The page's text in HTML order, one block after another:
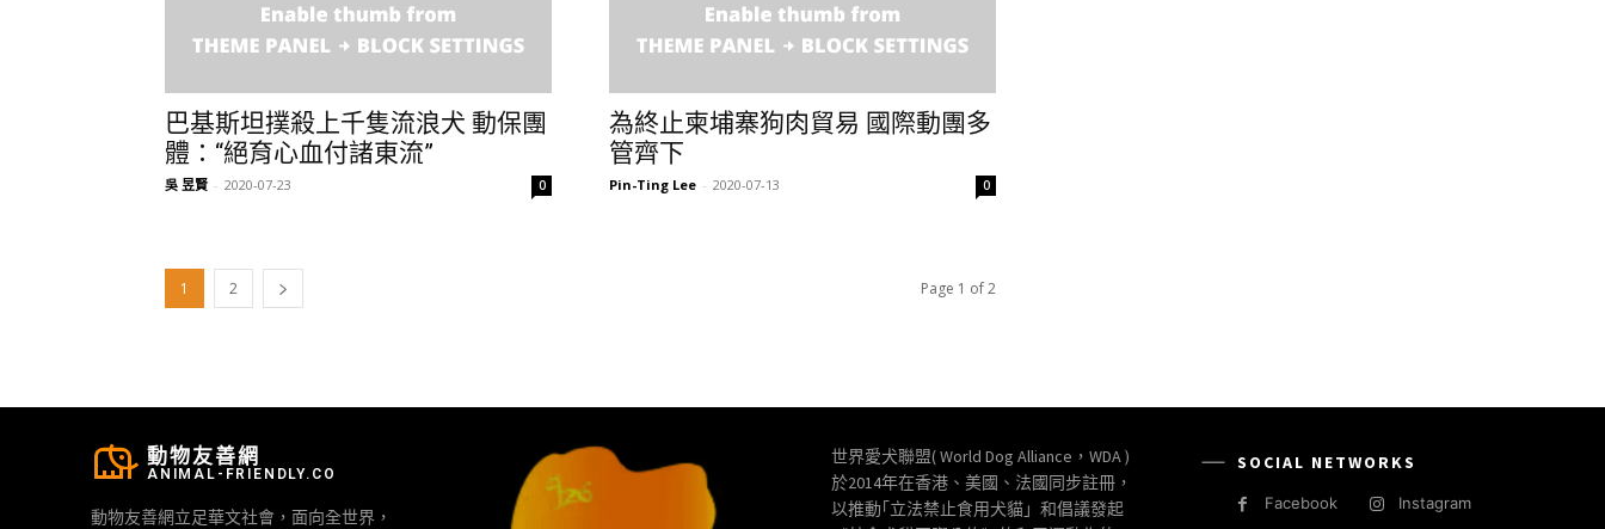
巴基斯坦撲殺上千隻流浪犬 動保團
體：“絕育心血付諸東流”
吳 昱賢 - 2020-07-23 0
為終止柬埔寨狗肉貿易 國際動團多
管齊下
Pin-Ting Lee - 2020-07-13 0
1 2 Page 1 of 2
動物友善網
ANIMAL-FRIENDLY.CO
動物友善網立足華文社會，面向全世界，
世界愛犬聯盟( World Dog Alliance，WDA )
於2014年在香港、美國、法國同步註冊，
以推動｢立法禁止食用犬貓」和倡議發起
SOCIAL NETWORKS
Facebook Instagram